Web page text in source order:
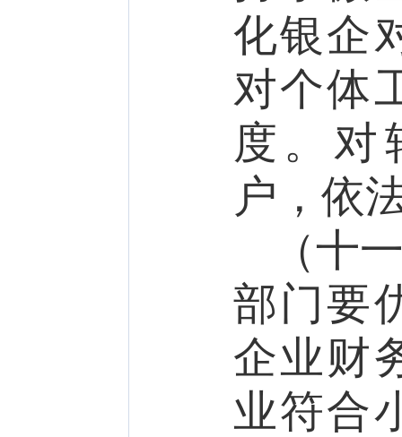
化银企
对个体
度。对
户，依
（十
部门要
企业财
业符合